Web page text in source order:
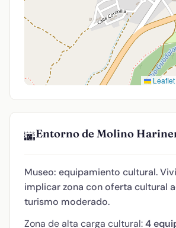
Leaflet
🌆Entorno de Molino
Museo: equipamiento cultural.
implicar zona con oferta cultural
turismo moderado.
Zona de alta carga cultural:4